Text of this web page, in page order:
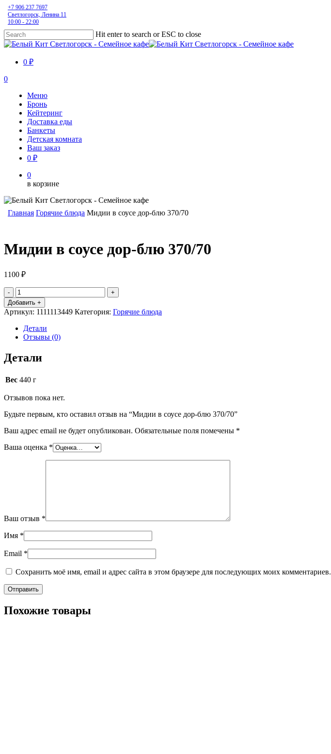
Skip
to
main
content
+7 906 237 7697
Светлогорск, Ленина 11
10:00 - 22:00
Hit enter to search or ESC to close
Close
0 ₽
0
Меню
Бронь
Кейтеринг
Доставка еды
Банкеты
Детская комната
Ваш заказ
0 ₽
0
в корзине
Главная Горячие блюда Мидии в соусе дор-блю 370/70
Мидии в соусе дор-блю 370/70
1100 ₽
Количество
товара
Мидии
в
соусе
дор-
блю
Добавить +
Артикул: 1111113449 Категория: Горячие блюда
Детали
Отзывы (0)
Детали
Вес 440 г
Отзывов пока нет.
Будьте первым, кто оставил отзыв на “Мидии в соусе дор-блю 370/70”
Ваш адрес email не будет опубликован. Обязательные поля помечены *
Ваша оценка *
Ваш отзыв *
Имя *
Email *
Сохранить моё имя, email и адрес сайта в этом браузере для последующих моих комментариев.
Похожие товары